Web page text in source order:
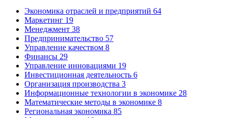
Экономика отраслей и предприятий 64
Маркетинг 19
Менеджмент 38
Предпринимательство 57
Управление качеством 8
Финансы 29
Управление инновациями 19
Инвестиционная деятельность 6
Организация производства 3
Информационные технологии в экономике 28
Математические методы в экономике 8
Региональная экономика 85